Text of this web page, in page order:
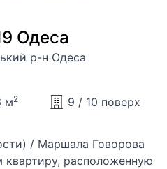
Одеса
р-н Одеса
м2 9 / 10 поверх
/ Маршала Говорова
расположенную